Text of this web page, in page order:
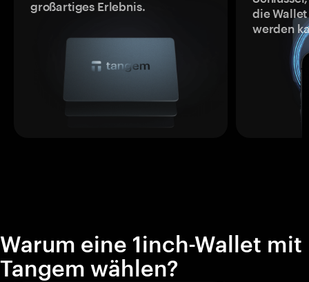
großartiges Erlebnis.
die
werden
Warum eine 1inch-Wallet mit
Tangem wählen?